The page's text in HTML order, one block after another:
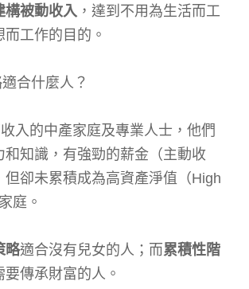
構被動收入 ，達到不用為生活而工
工作的目的。
合什麼人？
入的中產家庭及專業人士，他們
和知識，有強勁的薪金（主動收
但卻未累積成為高資產淨值（High
庭。
略適合沒有兒女的人；而累積性階
要傳承財富的人。